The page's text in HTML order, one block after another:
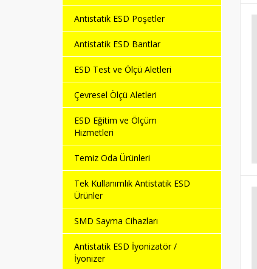
Antistatik ESD Poşetler
Antistatik ESD Bantlar
ESD Test ve Ölçü Aletleri
Çevresel Ölçü Aletleri
ESD Eğitim ve Ölçüm
Hizmetleri
Temiz Oda Ürünleri
Tek Kullanımlık Antistatik ESD
Ürünler
SMD Sayma Cihazları
Antistatik ESD İyonizatör /
İyonizer